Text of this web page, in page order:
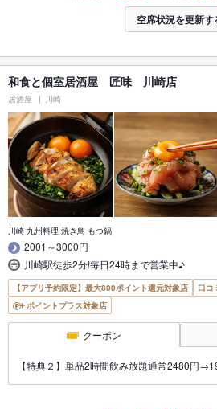
空席状況を更新す
和食と個室居酒屋 匠味 川崎店
居酒屋 川崎
川崎 九州料理 焼き鳥 もつ鍋
2001～3000円
川崎駅徒歩2分!毎日24時まで営業中♪
【アプリ予約限定】最大800ポイント還元対象店
口コ
ポイントプラス対象店
クーポン
【特典２】単品2時間飲み放題通常2480円